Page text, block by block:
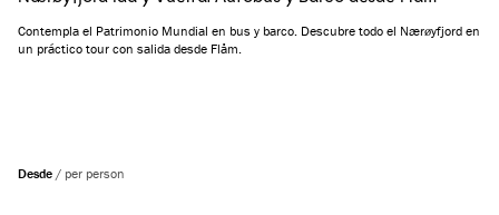
Contempla el Patrimonio Mundial en bus y barco. Descubre todo el Nærøyfjord en
un práctico tour con salida desde Flåm.
Desde / per person